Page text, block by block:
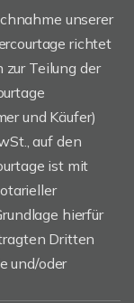
unserer
richtet
Teilung der
und Käufer)
auf den
ist mit
hierfür
Dritten
und/oder